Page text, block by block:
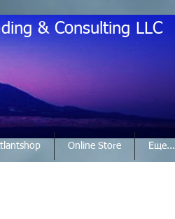
& Consulting LLC
Online Store Еще...